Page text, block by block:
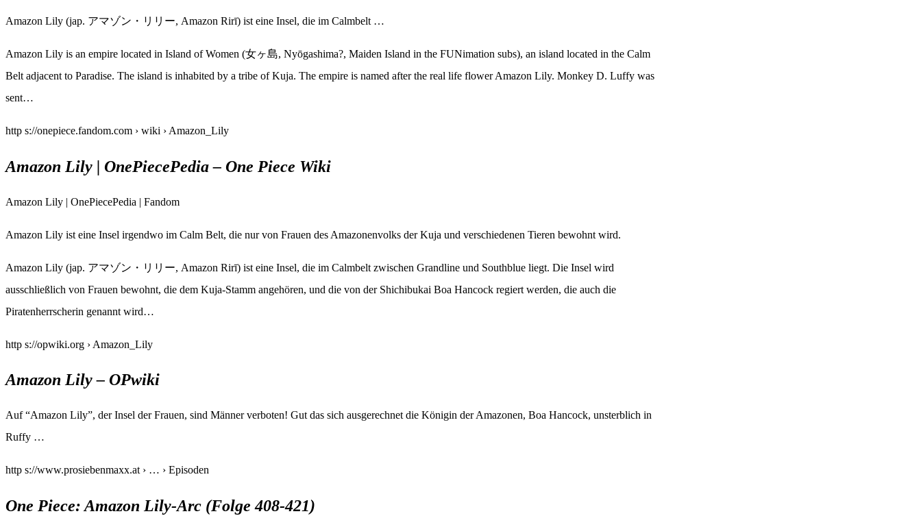
Amazon Lily (jap. アマゾン・リリー, Amazon Rirī) ist eine Insel, die im Calmbelt …
Amazon Lily is an empire located in Island of Women (女ヶ島, Nyōgashima?, Maiden Island in the FUNimation subs), an island located in the Calm
Belt adjacent to Paradise. The island is inhabited by a tribe of Kuja. The empire is named after the real life flower Amazon Lily. Monkey D. Luffy was
sent…
http s://onepiece.fandom.com › wiki › Amazon_Lily
Amazon Lily | OnePiecePedia – One Piece Wiki
Amazon Lily | OnePiecePedia | Fandom
Amazon Lily ist eine Insel irgendwo im Calm Belt, die nur von Frauen des Amazonenvolks der Kuja und verschiedenen Tieren bewohnt wird.
Amazon Lily (jap. アマゾン・リリー, Amazon Rirī) ist eine Insel, die im Calmbelt zwischen Grandline und Southblue liegt. Die Insel wird
ausschließlich von Frauen bewohnt, die dem Kuja-Stamm angehören, und die von der Shichibukai Boa Hancock regiert werden, die auch die
Piratenherrscherin genannt wird…
http s://opwiki.org › Amazon_Lily
Amazon Lily – OPwiki
Auf “Amazon Lily”, der Insel der Frauen, sind Männer verboten! Gut das sich ausgerechnet die Königin der Amazonen, Boa Hancock, unsterblich in
Ruffy …
http s://www.prosiebenmaxx.at › … › Episoden
One Piece: Amazon Lily-Arc (Folge 408-421)